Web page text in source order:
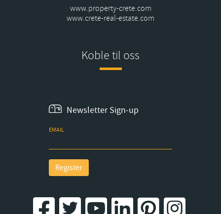
www.property-crete.com
www.crete-real-estate.com
Koble til oss
Newsletter Sign-up
EMAIL
Register